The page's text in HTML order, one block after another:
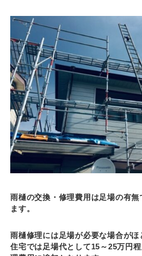
雨樋の交換・修理費用は足場の有無
ます。
雨樋修理には足場が必要な場合が
住宅では足場代として15～25万円